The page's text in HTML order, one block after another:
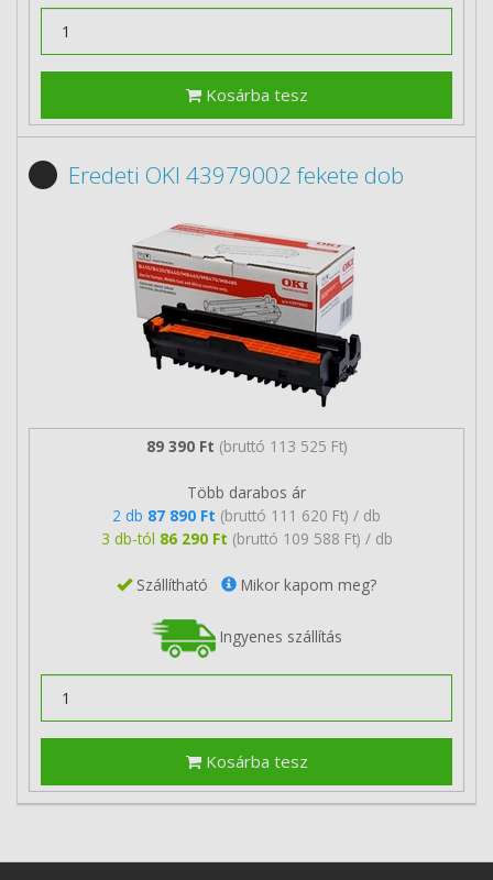
Kosárba tesz
Eredeti OKI 43979002 fekete dob
89 390 Ft (bruttó 113 525 Ft)
Több darabos ár
2 db 87 890 Ft (bruttó 111 620 Ft) / db
3 db-tól 86 290 Ft (bruttó 109 588 Ft) / db
Szállítható Mikor kapom meg?
Ingyenes szállítás
Kosárba tesz